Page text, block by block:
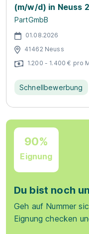
(m/w/d) in Neuss
PartGmbB
01.08.2026
41462 Neuss
1.200 - 1.400 € pro
Schnellbewerbung
90%
Eignung
Du bist noch
Geh auf Nummer
Eignung checken